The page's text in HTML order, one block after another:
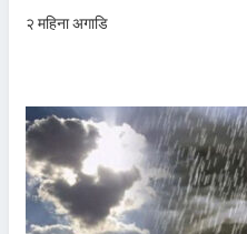
२ महिना अगाडि